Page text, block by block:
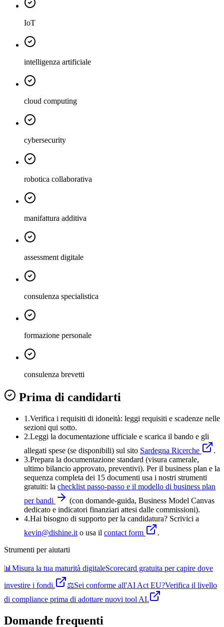
IoT
intelligenza artificiale
cloud computing
cybersecurity
robotica collaborativa
manifattura additiva
assessment digitale
consulenza specialistica
formazione personale
consulenza brevetti
Prima di candidarti
1.Verifica i requisiti di idoneità: leggi requisiti e scadenze nelle
sezioni qui sotto.
2.Leggi la documentazione ufficiale e scarica il bando e gli
allegati spese (se disponibili) sul sito Sardegna Ricerche
.
3.Prepara la documentazione standard (visura camerale,
ultimo bilancio approvato, preventivi). Per il business plan e la
sequenza completa dei 15 documenti usa i nostri strumenti
gratuiti: la checklist passo-passo e il modello di business plan
per bandi
(con domande-guida, Business Model Canvas
dedicato e indicatori finanziari attesi dalle commissioni).
4.Hai bisogno di supporto per la candidatura? Scrivici a
kevin@dishine.it o usa il contact form
.
Strumenti per aiutarti
📊 Misura la tua maturità digitaleScorecard gratuita per capire dove
investire i fondi.
⚖️Sei conforme all'AI Act EU?Verifica il livello
di compliance prima di adottare nuovi tool AI.
Domande frequenti